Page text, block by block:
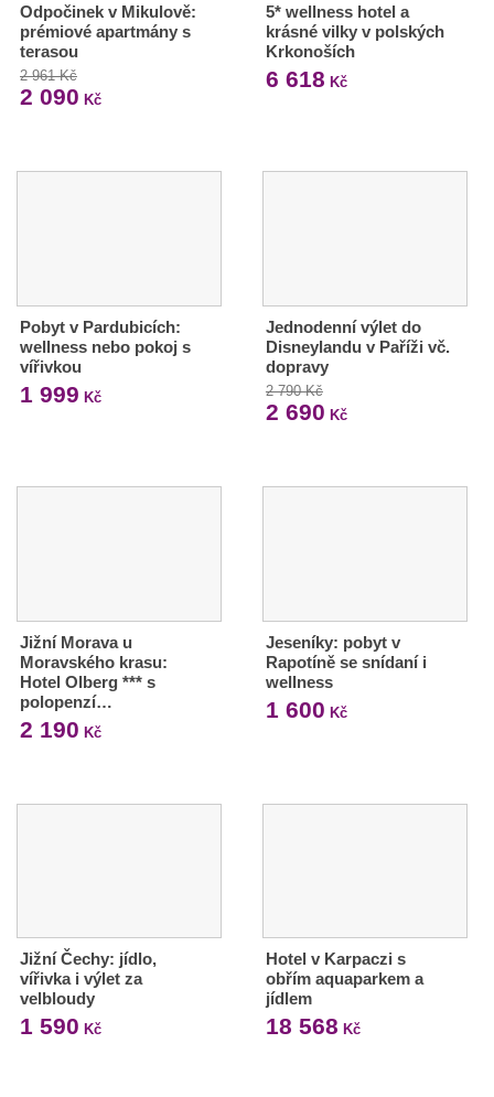
Odpočinek v Mikulově:
prémiové apartmány s
terasou
2 961 Kč
2 090 Kč
5* wellness hotel a
krásné vilky v polských
Krkonoších
6 618 Kč
Pobyt v Pardubicích:
wellness nebo pokoj s
vířivkou
1 999 Kč
Jednodenní výlet do
Disneylandu v Paříži vč.
dopravy
2 790 Kč
2 690 Kč
Jižní Morava u
Moravského krasu:
Hotel Olberg *** s
polopenzí…
2 190 Kč
Jeseníky: pobyt v
Rapotíně se snídaní i
wellness
1 600 Kč
Jižní Čechy: jídlo,
vířivka i výlet za
velbloudy
1 590 Kč
Hotel v Karpaczi s
obřím aquaparkem a
jídlem
18 568 Kč